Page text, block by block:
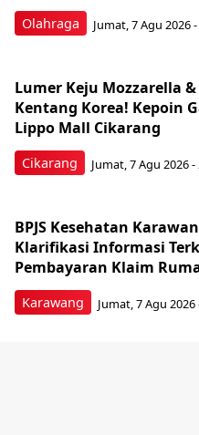
Olahraga Jumat, 7 Agu 2026
Cikarang
Lumer Keju Mozzarella
Kentang Korea! Kepoin
Lippo Mall Cikarang
Jumat, 7 Agu 2026 -
Karawang
BPJS Kesehatan
Klarifikasi Informasi
Pembayaran Klaim
Jumat, 7 Agu 2026